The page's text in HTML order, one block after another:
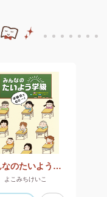
みんなのたいよう学級 学級会でGO～！
よこみちけいこ